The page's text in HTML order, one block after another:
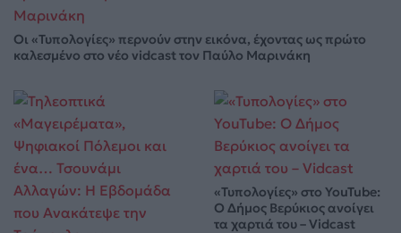
Οι «Τυπολογίες» περνούν στην εικόνα, έχοντας ως πρώτο
καλεσμένο στο νέο vidcast τον Παύλο Μαρινάκη
«Τυπολογίες» στο YouTube:
Ο Δήμος Βερύκιος ανοίγει
τα χαρτιά του – Vidcast